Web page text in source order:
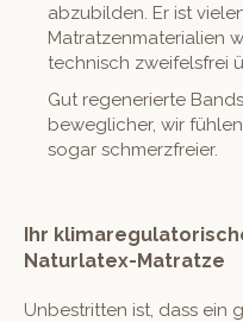
abzubilden. Er ist
Matratzenmaterialien
technisch zweifelsfrei
Gut regenerierte
beweglicher, wir
sogar schmerzfreier.
Ihr
Naturlatex-Matratze
Unbestritten ist, dass ein